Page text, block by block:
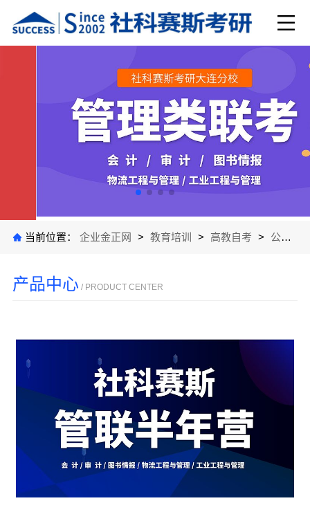
当前位置： 企业金正网 > 教育培训 > 高教自考 > 公司产品
产品中心 / PRODUCT CENTER